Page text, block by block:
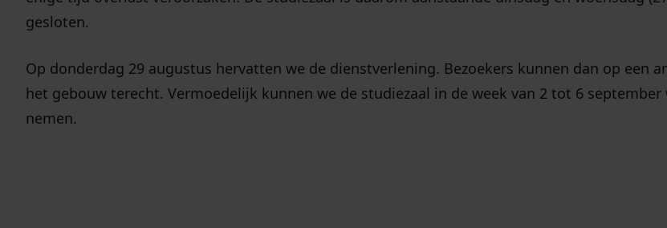
gesloten.
Op donderdag 29 augustus hervatten we de dienstverlening. Bezoekers kunnen dan op een
het gebouw terecht. Vermoedelijk kunnen we de studiezaal in de week van 2 tot 6
nemen.